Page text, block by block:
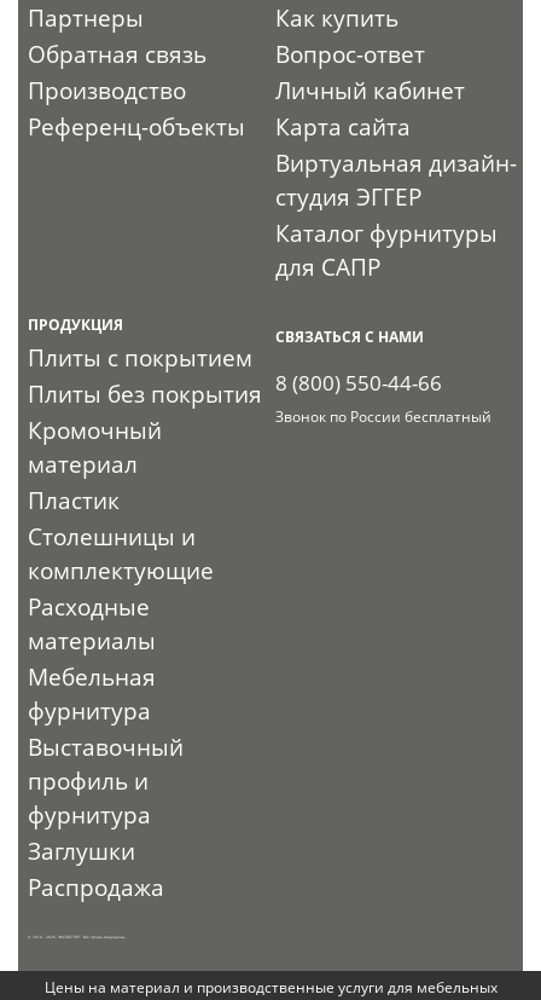
Партнеры
Обратная связь
Производство
Референц-объекты
Как купить
Вопрос-ответ
Личный кабинет
Карта сайта
Виртуальная дизайн-
студия ЭГГЕР
Каталог фурнитуры
для САПР
ПРОДУКЦИЯ
Плиты с покрытием
Плиты без покрытия
Кромочный
материал
Пластик
Столешницы и
комплектующие
Расходные
материалы
Мебельная
фурнитура
Выставочный
профиль и
фурнитура
Заглушки
Распродажа
СВЯЗАТЬСЯ С НАМИ
8 (800) 550-44-66
Звонок по России бесплатный
© 2010 - 2026. ЭКСПО-ТОРГ. Все права защищены.
Цены на материал и производственные услуги для мебельных